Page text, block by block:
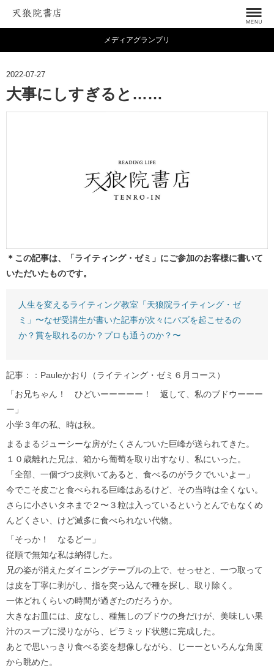
メディアグランプリ
2022-07-27
大事にしすぎると……
＊この記事は、「ライティング・ゼミ」にご参加のお客様に書いて
いただいたものです。
人生を変えるライティング教室「天狼院ライティング・ゼ
ミ」〜なぜ受講生が書いた記事が次々にバズを起こせるの
か？賞を取れるのか？プロも通うのか？〜
記事：：Pauleかおり（ライティング・ゼミ６月コース）
「お兄ちゃん！ ひどいーーーーー！ 返して、私のブドウーーー
ー」
小学３年の私、時は秋。
まるまるジューシーな房がたくさんついた巨峰が送られてきた。
１０歳離れた兄は、箱から葡萄を取り出すなり、私にいった。
「全部、一個づつ皮剥いてあると、食べるのがラクでいいよー」
今でこそ皮ごと食べられる巨峰はあるけど、その当時は全くない。
さらに小さいタネまで２〜３粒は入っているというとんでもなくめ
んどくさい、けど滅多に食べられない代物。
「そっか！ なるどー」
従順で無知な私は納得した。
兄の姿が消えたダイニングテーブルの上で、せっせと、一つ取って
は皮を丁寧に剥がし、指を突っ込んで種を探し、取り除く。
一体どれくらいの時間が過ぎたのだろうか。
大きなお皿には、皮なし、種無しのブドウの身だけが、美味しい果
汁のスープに浸りながら、ピラミッド状態に完成した。
あとで思いっきり食べる姿を想像しながら、じーーといろんな角度
から眺めた。